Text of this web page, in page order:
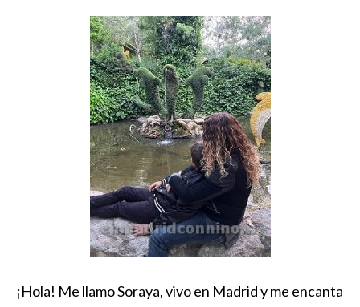
¡Hola! Me llamo Soraya, vivo en Madrid y me encanta